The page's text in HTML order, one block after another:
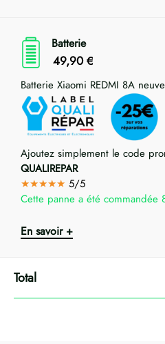
Batterie
49,90 €
Batterie Xiaomi REDMI 8A neuve
Ajoutez simplement le code
QUALIREPAR
★★★★★ 5/5
Cette panne a été commandée
En savoir +